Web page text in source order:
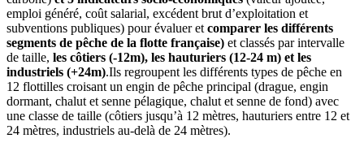
emploi généré, coût salarial, excédent brut d’exploitation et
subventions publiques) pour évaluer et comparer les différents
segments de pêche de la flotte française) et classés par intervalle
de taille, les côtiers (-12m), les hauturiers (12-24 m) et les
industriels (+24m).Ils regroupent les différents types de pêche en
12 flottilles croisant un engin de pêche principal (drague, engin
dormant, chalut et senne pélagique, chalut et senne de fond) avec
une classe de taille (côtiers jusqu’à 12 mètres, hauturiers entre 12 et
24 mètres, industriels au-delà de 24 mètres).